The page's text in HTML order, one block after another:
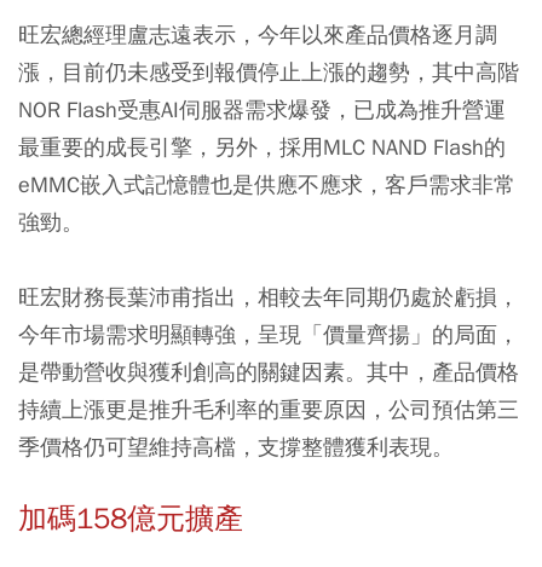
旺宏總經理盧志遠表示，今年以來產品價格逐月調
漲，目前仍未感受到報價停止上漲的趨勢，其中高階
NOR Flash受惠AI伺服器需求爆發，已成為推升營運
最重要的成長引擎，另外，採用MLC NAND Flash的
eMMC嵌入式記憶體也是供應不應求，客戶需求非常
強勁。
旺宏財務長葉沛甫指出，相較去年同期仍處於虧損，
今年市場需求明顯轉強，呈現「價量齊揚」的局面，
是帶動營收與獲利創高的關鍵因素。其中，產品價格
持續上漲更是推升毛利率的重要原因，公司預估第三
季價格仍可望維持高檔，支撐整體獲利表現。
加碼158億元擴產